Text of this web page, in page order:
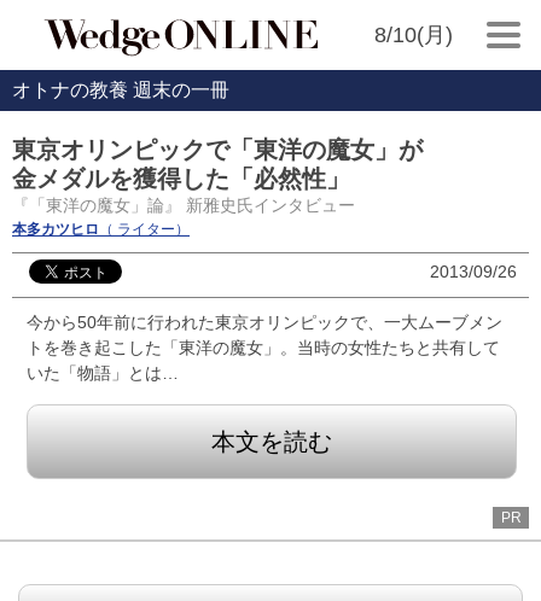
8/10(月)
オトナの教養 週末の一冊
東京オリンピックで「東洋の魔女」が
金メダルを獲得した「必然性」
『「東洋の魔女」論』 新雅史氏インタビュー
本多カツヒロ （ ライター）
2013/09/26
今から50年前に行われた東京オリンピックで、一大ムーブメン
トを巻き起こした「東洋の魔女」。当時の女性たちと共有して
いた「物語」とは…
本文を読む
PR